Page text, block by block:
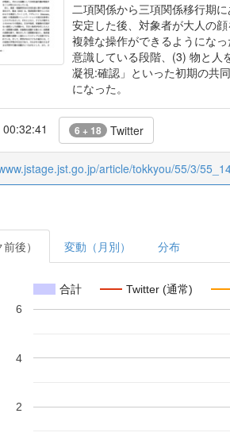
二項関係から三項関係移行期
安定した後、対象者が大人の
複雑な操作ができるようにな
意識している段階、(3) 物と人
凝視:確認」といった初期の共
になった。
6 + 18 Twitter
article/tokkyou/55/3/
後） 変動（月別） 分布
合計 Twitter (通常)
2
4
6